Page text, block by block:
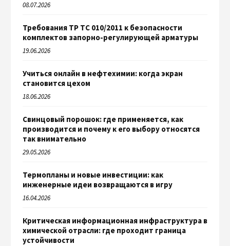
08.07.2026
Требования ТР ТС 010/2011 к безопасности
комплектов запорно-регулирующей арматуры
19.06.2026
Учиться онлайн в нефтехимии: когда экран
становится цехом
18.06.2026
Свинцовый порошок: где применяется, как
производится и почему к его выбору относятся
так внимательно
29.05.2026
Термопланы и новые инвестиции: как
инженерные идеи возвращаются в игру
16.04.2026
Критическая информационная инфраструктура в
химической отрасли: где проходит граница
устойчивости